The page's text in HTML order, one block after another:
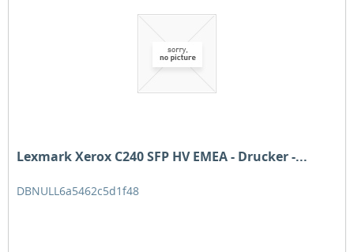
Lexmark Xerox C240 SFP HV EMEA - Drucker -...
DBNULL6a5462c5d1f48